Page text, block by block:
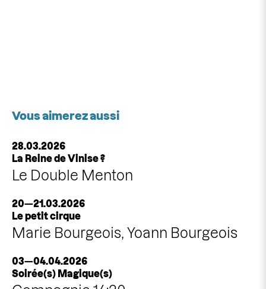
Vous aimerez aussi
28.03.2026
La Reine de Vinise ?
Le Double Menton
20—21.03.2026
Le petit cirque
Marie Bourgeois, Yoann Bourgeois
03—04.04.2026
Soirée(s) Magique(s)